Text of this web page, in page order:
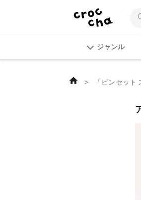
ジャンル
＞ 「ピンセット